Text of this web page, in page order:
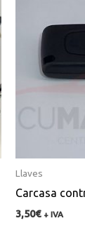
Llaves
Carcasa
3,50€ + IVA